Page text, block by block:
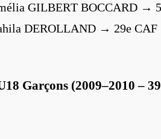
GILBERT BOCCARD →
DEROLLAND → 29e CAF
Garçons (2009–2010 –